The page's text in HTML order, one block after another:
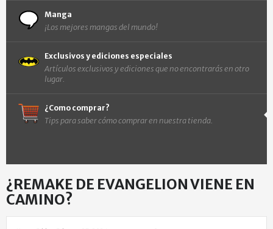
Manga
¡Los mejores mangas del mundo!
Exclusivos y ediciones especiales
Artículos exclusivos y ediciones que no encontrarás en otro
lugar.
¿Como comprar?
Tips para saber cómo comprar en nuestra tienda.
¿REMAKE DE EVANGELION VIENE EN
CAMINO?